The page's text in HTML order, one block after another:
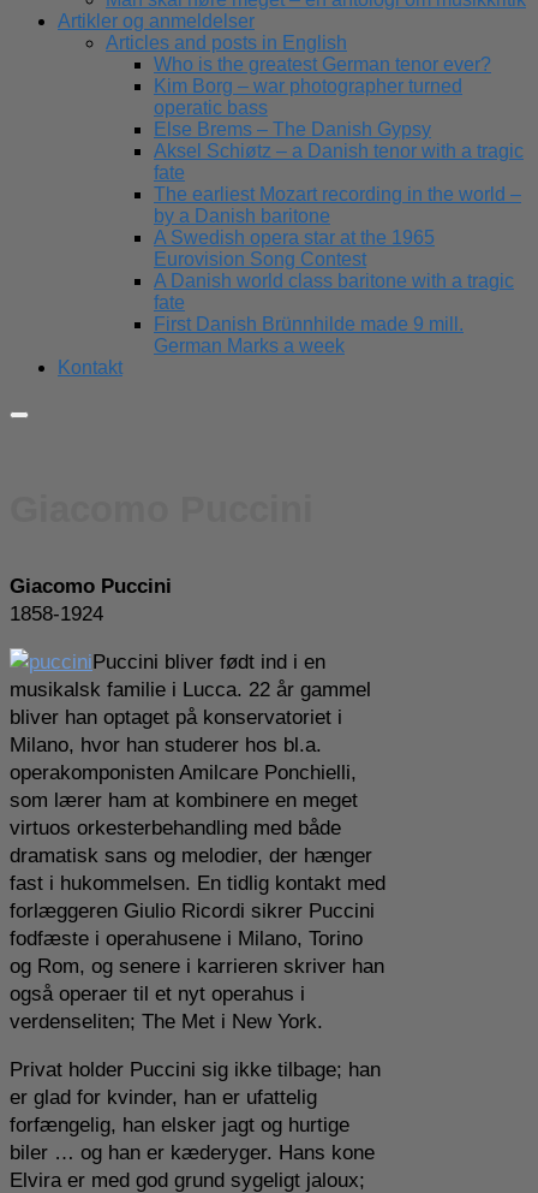
Artikler og anmeldelser
Articles and posts in English
Who is the greatest German tenor ever?
Kim Borg – war photographer turned
operatic bass
Else Brems – The Danish Gypsy
Aksel Schiøtz – a Danish tenor with a tragic
fate
The earliest Mozart recording in the world –
by a Danish baritone
A Swedish opera star at the 1965
Eurovision Song Contest
A Danish world class baritone with a tragic
fate
First Danish Brünnhilde made 9 mill.
German Marks a week
Kontakt
Giacomo Puccini
1858-1924
Puccini bliver født ind i en
musikalsk familie i Lucca. 22 år gammel
bliver han optaget på konservatoriet i
Milano, hvor han studerer hos bl.a.
operakomponisten Amilcare Ponchielli,
som lærer ham at kombinere en meget
virtuos orkesterbehandling med både
dramatisk sans og melodier, der hænger
fast i hukommelsen. En tidlig kontakt med
forlæggeren Giulio Ricordi sikrer Puccini
fodfæste i operahusene i Milano, Torino
og Rom, og senere i karrieren skriver han
også operaer til et nyt operahus i
verdenseliten; The Met i New York.
Privat holder Puccini sig ikke tilbage; han
er glad for kvinder, han er ufattelig
forfængelig, han elsker jagt og hurtige
biler … og han er kæderyger. Hans kone
Elvira er med god grund sygeligt jaloux;